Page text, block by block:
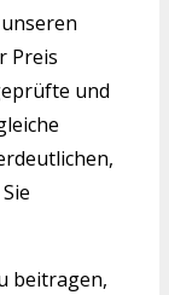
Preis
und
beitragen,